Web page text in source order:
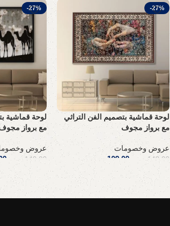
-27%
لوحة قماشية بتصميم الفن التراثي
مع برواز مجوف
عروض وخصومات
149,00 ر.س 109,00 ر.س
إضافة إلى السلة
-27%
لوحة قماشية
مع برواز
عروض
149,00 ر.س
إضافة إلى السلة